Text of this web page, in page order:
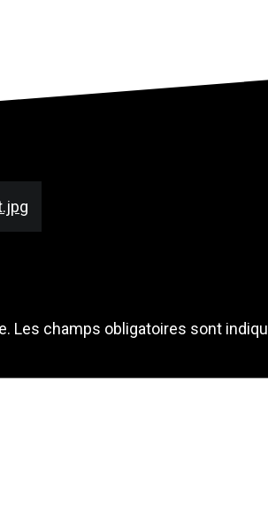
Les champs obligatoires sont